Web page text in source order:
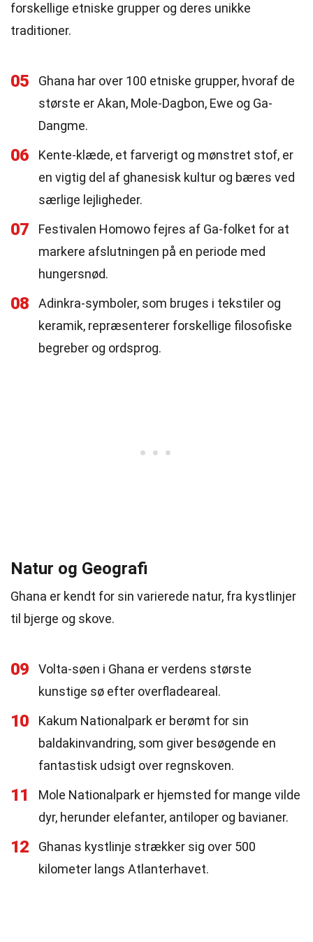
forskellige etniske grupper og deres unikke
traditioner.
05
Ghana har over 100 etniske grupper, hvoraf de
største er Akan, Mole-Dagbon, Ewe og Ga-
Dangme.
06
Kente-klæde, et farverigt og mønstret stof, er
en vigtig del af ghanesisk kultur og bæres ved
særlige lejligheder.
07
Festivalen Homowo fejres af Ga-folket for at
markere afslutningen på en periode med
hungersnød.
08
Adinkra-symboler, som bruges i tekstiler og
keramik, repræsenterer forskellige filosofiske
begreber og ordsprog.
Natur og Geografi
Ghana er kendt for sin varierede natur, fra kystlinjer
til bjerge og skove.
09
Volta-søen i Ghana er verdens største
kunstige sø efter overfladeareal.
10
Kakum Nationalpark er berømt for sin
baldakinvandring, som giver besøgende en
fantastisk udsigt over regnskoven.
11
Mole Nationalpark er hjemsted for mange vilde
dyr, herunder elefanter, antiloper og bavianer.
12
Ghanas kystlinje strækker sig over 500
kilometer langs Atlanterhavet.